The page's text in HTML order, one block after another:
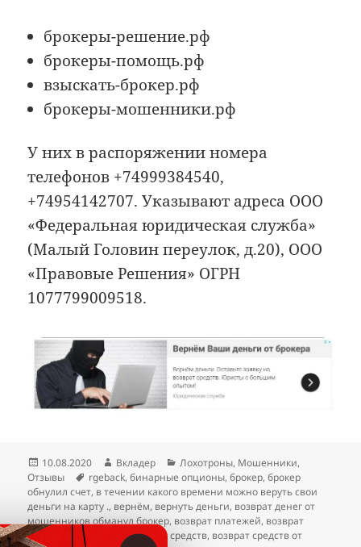
брокеры-решение.рф
брокеры-помощь.рф
взыскать-брокер.рф
брокеры-мошенники.рф
У них в распоряжении номера
телефонов +74999384540,
+74954142707. Указывают адреса ООО
«Федеральная юридическая служба»
(Малый Головин переулок, д.20), ООО
«Правовые Решения» ОГРН
1077799009518.
Опубликовано
10.08.2020 Автор
Вкладер Рубрики
Лохотроны, Мошенники,
Отзывы
Метки
rgeback,бинарные опционы,брокер,брокер
обнулил счет, в течении какого времени можно веруть свои
деньги на карту ., вернём, вернуть деньги, возврат денег от
мошенников обманул брокер, возврат платежей, возврат
потерянных средств ,возврат средств, возврат средств от